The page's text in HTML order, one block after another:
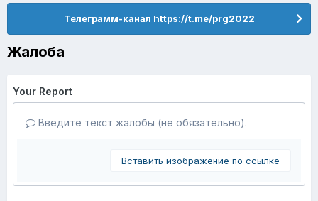
Телеграмм-канал https://t.me/prg2022
Жалоба
Your Report
Введите текст жалобы (не обязательно).
Вставить изображение по ссылке